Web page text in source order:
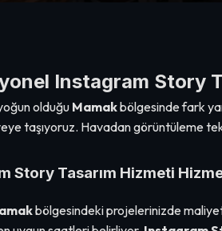
Instagram Story
olduğu Mamakbölgesinde fark
taşıyoruz. Havadan görüntüleme
Story Tasarım Hizmeti
bölgesindeki projelerinizde